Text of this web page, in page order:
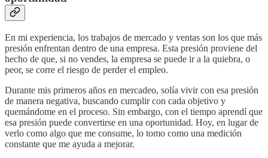
En mi experiencia, los trabajos de mercado y ventas son los que más
presión enfrentan dentro de una empresa. Esta presión proviene del
hecho de que, si no vendes, la empresa se puede ir a la quiebra, o
peor, se corre el riesgo de perder el empleo.
Durante mis primeros años en mercadeo, solía vivir con esa presión
de manera negativa, buscando cumplir con cada objetivo y
quemándome en el proceso. Sin embargo, con el tiempo aprendí que
esa presión puede convertirse en una oportunidad. Hoy, en lugar de
verlo como algo que me consume, lo tomo como una medición
constante que me ayuda a mejorar.